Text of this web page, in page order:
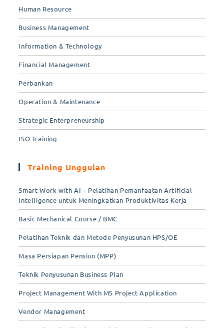
Human Resource
Business Management
Information & Technology
Financial Management
Perbankan
Operation & Maintenance
Strategic Enterpreneurship
ISO Training
Training Unggulan
Smart Work with AI – Pelatihan Pemanfaatan Artificial
Intelligence untuk Meningkatkan Produktivitas Kerja
Basic Mechanical Course / BMC
Pelatihan Teknik dan Metode Penyusunan HPS/OE
Masa Persiapan Pensiun (MPP)
Teknik Penyusunan Business Plan
Project Management With MS Project Application
Vendor Management